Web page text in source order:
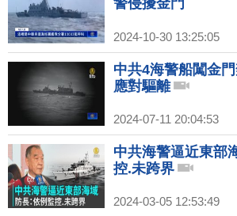
警侵擾金門
2024-10-30 13:25:05
中共4海警船闖金
應對驅離
2024-07-11 20:04:53
中共海警逼近東部
控.未跨界
2024-03-05 12:53:49